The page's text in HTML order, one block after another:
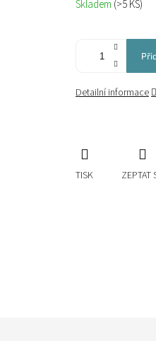
cena:
Skladem (>5 KS)
Detailní informace
TISK ZEPTAT